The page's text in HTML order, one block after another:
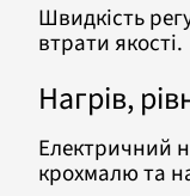
Швидкість
втрати якості.
Нагрів,
Електричний
крохмалю та